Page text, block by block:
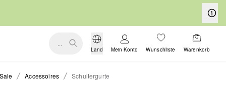
...
Land Mein Konto Wunschliste Warenkorb
Sale Accessoires Schultergurte